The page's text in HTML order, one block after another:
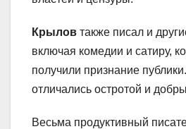
Крылов также писал и
включая комедии и сатиру,
получили признание
отличались остротой и
Весьма продуктивный